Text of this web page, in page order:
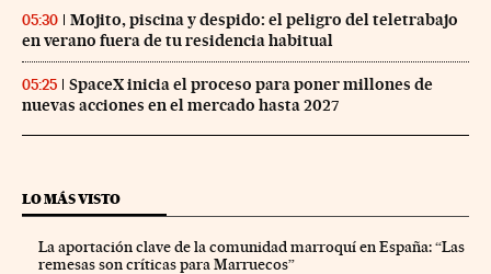
05:30
Mojito, piscina y despido: el peligro del teletrabajo
en verano fuera de tu residencia habitual
05:25
SpaceX inicia el proceso para poner millones de
nuevas acciones en el mercado hasta 2027
LO MÁS VISTO
La aportación clave de la comunidad marroquí en España: “Las
remesas son críticas para Marruecos”